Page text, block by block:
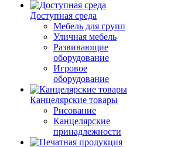
Доступная среда
Мебель для групп
Уличная мебель
Развивающие
оборудование
Игровое
оборудование
Канцелярские товары
Рисование
Канцелярские
принадлежности